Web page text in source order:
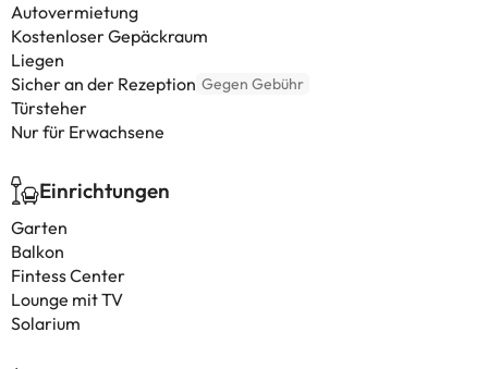
Autovermietung
Kostenloser Gepäckraum
Liegen
Sicher an der Rezeption Gegen Gebühr
Türsteher
Nur für Erwachsene
Einrichtungen
Garten
Balkon
Fintess Center
Lounge mit TV
Solarium